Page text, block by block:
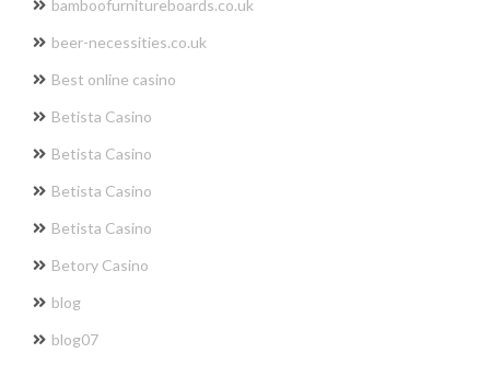
bamboofurnitureboards.co.uk
beer-necessities.co.uk
Best online casino
Betista Casino
Betista Casino
Betista Casino
Betista Casino
Betory Casino
blog
blog07